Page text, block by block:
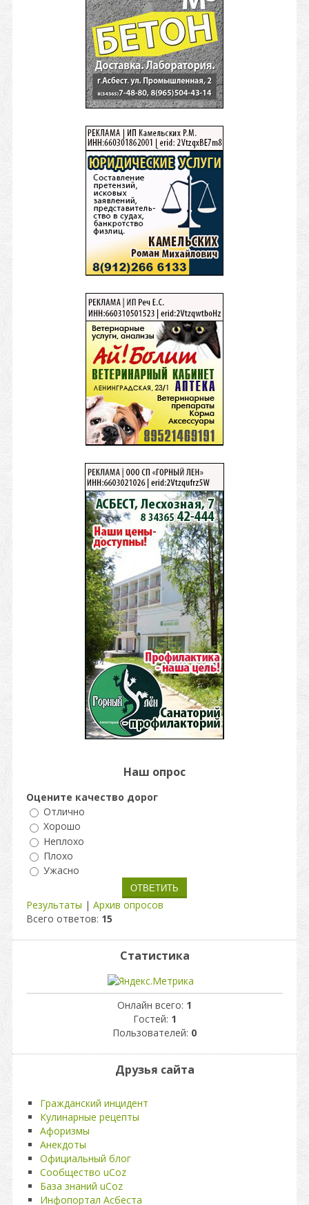
Наш опрос
Оцените качество дорог
Отлично
Хорошо
Неплохо
Плохо
Ужасно
Результаты | Архив опросов
Всего ответов: 15
Статистика
Онлайн всего: 1
Гостей: 1
Пользователей: 0
Друзья сайта
Гражданский инцидент
Кулинарные рецепты
Афоризмы
Анекдоты
Официальный блог
Сообщество uCoz
База знаний uCoz
Инфопортал Асбеста